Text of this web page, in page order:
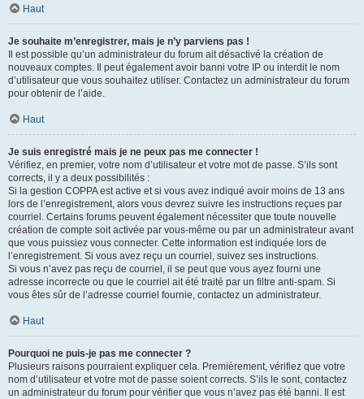
Haut
Je souhaite m’enregistrer, mais je n’y parviens pas !
Il est possible qu’un administrateur du forum ait désactivé la création de
nouveaux comptes. Il peut également avoir banni votre IP ou interdit le nom
d’utilisateur que vous souhaitez utiliser. Contactez un administrateur du forum
pour obtenir de l’aide.
Haut
Je suis enregistré mais je ne peux pas me connecter !
Vérifiez, en premier, votre nom d’utilisateur et votre mot de passe. S’ils sont
corrects, il y a deux possibilités :
Si la gestion COPPA est active et si vous avez indiqué avoir moins de 13 ans
lors de l’enregistrement, alors vous devrez suivre les instructions reçues par
courriel. Certains forums peuvent également nécessiter que toute nouvelle
création de compte soit activée par vous-même ou par un administrateur avant
que vous puissiez vous connecter. Cette information est indiquée lors de
l’enregistrement. Si vous avez reçu un courriel, suivez ses instructions.
Si vous n’avez pas reçu de courriel, il se peut que vous ayez fourni une
adresse incorrecte ou que le courriel ait été traité par un filtre anti-spam. Si
vous êtes sûr de l’adresse courriel fournie, contactez un administrateur.
Haut
Pourquoi ne puis-je pas me connecter ?
Plusieurs raisons pourraient expliquer cela. Premièrement, vérifiez que votre
nom d’utilisateur et votre mot de passe soient corrects. S’ils le sont, contactez
un administrateur du forum pour vérifier que vous n’avez pas été banni. Il est